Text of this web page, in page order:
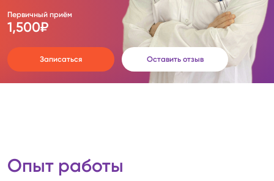
Первичный приём
1,500₽
Записаться Оставить отзыв
Опыт работы